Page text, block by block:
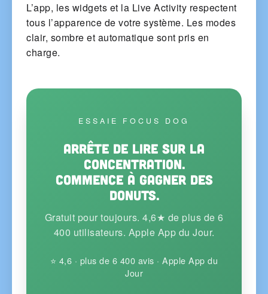
L’app, les widgets et la Live Activity respectent
tous l’apparence de votre système. Les modes
clair, sombre et automatique sont pris en
charge.
ESSAIE FOCUS DOG
Arrête de lire sur la
concentration.
Commence à gagner des
donuts.
Gratuit pour toujours. 4,6★ de plus de 6
400 utilisateurs. Apple App du Jour.
⭐ 4,6 · plus de 6 400 avis · Apple App du
Jour